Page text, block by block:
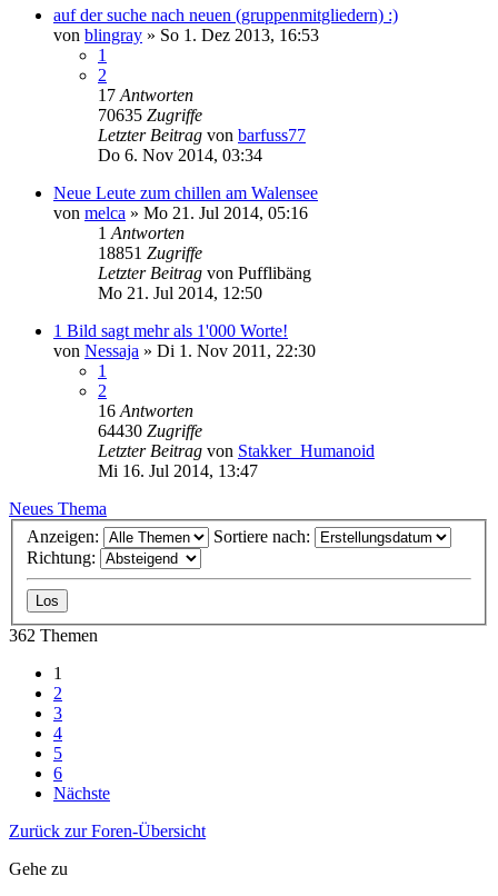
auf der suche nach neuen (gruppenmitgliedern) :)
von blingray » So 1. Dez 2013, 16:53
1
2
17 Antworten
70635 Zugriffe
Letzter Beitrag von barfuss77
Do 6. Nov 2014, 03:34
Neue Leute zum chillen am Walensee
von melca » Mo 21. Jul 2014, 05:16
1 Antworten
18851 Zugriffe
Letzter Beitrag von Pufflibäng
Mo 21. Jul 2014, 12:50
1 Bild sagt mehr als 1'000 Worte!
von Nessaja » Di 1. Nov 2011, 22:30
1
2
16 Antworten
64430 Zugriffe
Letzter Beitrag von Stakker_Humanoid
Mi 16. Jul 2014, 13:47
Neues Thema
Anzeigen:
Sortiere nach:
Richtung:
362 Themen
1
2
3
4
5
6
Nächste
Zurück zur Foren-Übersicht
Gehe zu